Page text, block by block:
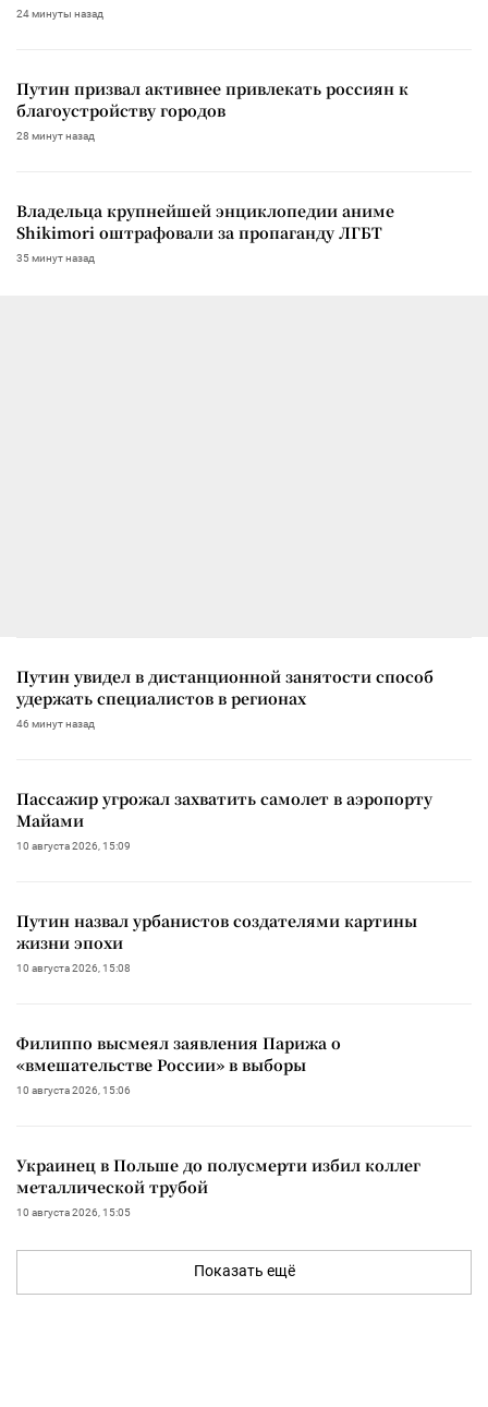
24 минуты назад
Путин призвал активнее привлекать россиян к
благоустройству городов
28 минут назад
Владельца крупнейшей энциклопедии аниме
Shikimori оштрафовали за пропаганду ЛГБТ
35 минут назад
Путин увидел в дистанционной занятости способ
удержать специалистов в регионах
46 минут назад
Пассажир угрожал захватить самолет в аэропорту
Майами
10 августа 2026, 15:09
Путин назвал урбанистов создателями картины
жизни эпохи
10 августа 2026, 15:08
Филиппо высмеял заявления Парижа о
«вмешательстве России» в выборы
10 августа 2026, 15:06
Украинец в Польше до полусмерти избил коллег
металлической трубой
10 августа 2026, 15:05
Показать ещё